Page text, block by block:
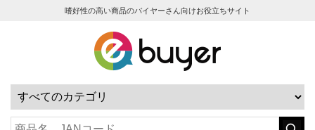
嗜好性の高い商品のバイヤーさん向けお役立ちサイト